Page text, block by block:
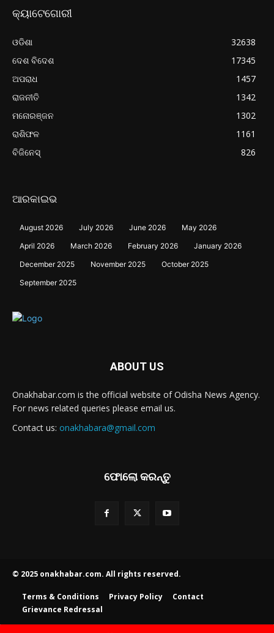
କ୍ୟାଟେଗୋରୀ
ଓଡିଶା
32638
ଦେଶ ବିଦେଶ
17345
ଅପରାଧ
1457
ରାଜନୀତି
1342
ମନୋରଞ୍ଜନ
1302
ରାଶିଫଳ
1161
ବିଜିନେସ୍
826
ଆରକାଇଭ
August 2026 July 2026 June 2026
May 2026
April 2026
March 2026 February 2026
January 2026
December 2025
November 2025
October 2025
September 2025
ABOUT US
Onakhabar.com is the official website of Odisha News Agency.
For news related queries please email us.
Contact us: onakhabara@gmail.com
ଫୋଲୋ କରନ୍ତୁ
© 2025 onakhabar.com. All rights reserved.
Terms & Conditions Privacy Policy
Contact
Grievance Redressal